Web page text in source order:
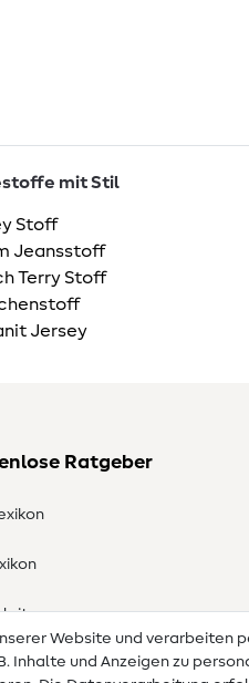
mit Stil
Stoff
Jeansstoff
Terry Stoff
Jersey
Ratgeber
Website und verarbeiten
Inhalte und Anzeigen zu